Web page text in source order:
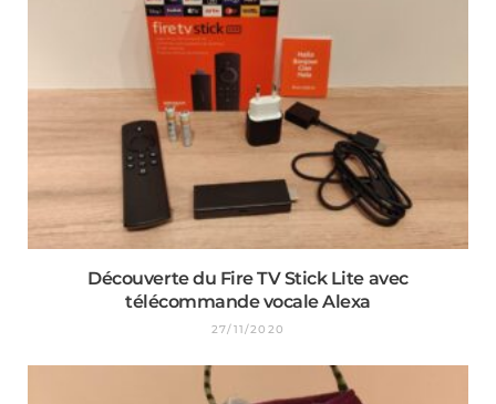
Découverte du Fire TV Stick Lite avec
télécommande vocale Alexa
27/11/2020